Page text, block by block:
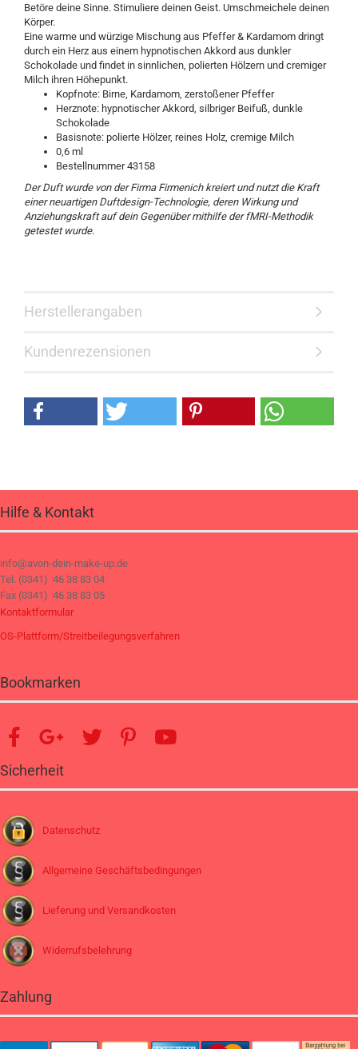
Betöre deine Sinne. Stimuliere deinen Geist. Umschmeichele deinen
Körper.
Eine warme und würzige Mischung aus Pfeffer & Kardamom dringt
durch ein Herz aus einem hypnotischen Akkord aus dunkler
Schokolade und findet in sinnlichen, polierten Hölzern und cremiger
Milch ihren Höhepunkt.
Kopfnote: Birne, Kardamom, zerstoßener Pfeffer
Herznote: hypnotischer Akkord, silbriger Beifuß, dunkle
Schokolade
Basisnote: polierte Hölzer, reines Holz, cremige Milch
0,6 ml
Bestellnummer 43158
Der Duft wurde von der Firma Firmenich kreiert und nutzt die Kraft
einer neuartigen Duftdesign-Technologie, deren Wirkung und
Anziehungskraft auf dein Gegenüber mithilfe der fMRI-Methodik
getestet wurde.
Herstellerangaben
Kundenrezensionen
Hilfe & Kontakt
info@avon-dein-make-up.de
Tel. (0341) 46 38 83 04
Fax (0341) 46 38 83 05
Kontaktformular
OS-Plattform/Streitbeilegungsverfahren
Bookmarken
Sicherheit
Datenschutz
Allgemeine Geschäftsbedingungen
Lieferung und Versandkosten
Widerrufsbelehrung
Zahlung